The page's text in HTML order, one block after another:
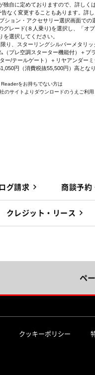
自に定めておりますので、詳しく
なく変更することもあります。詳
ション・アクセサリー選択画面での
レード(８人乗り)を選択し、「オ
選択してください。
り、スターリングシルバーメタリ
プレ空調スターター機能付）＋プ
ー/テールゲート）＋リヤアンダー
円（消費税抜55,500円）高とな
をお持ちでない方は
のサイトよりダウンロードのうえご利
グ請求 商談予約
クレジット・リース
ペ
クッキーポリシー